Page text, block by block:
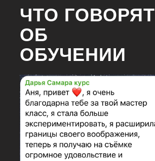
ЧТО ГОВОРЯТ
ОБ
ОБУЧЕНИИ